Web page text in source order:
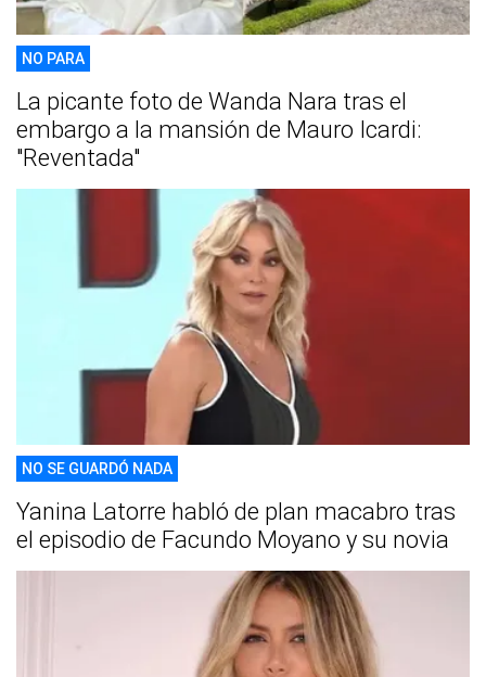
NO PARA
La picante foto de Wanda Nara tras el
embargo a la mansión de Mauro Icardi:
"Reventada"
NO SE GUARDÓ NADA
Yanina Latorre habló de plan macabro tras
el episodio de Facundo Moyano y su novia